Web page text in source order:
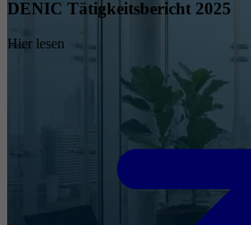
DENIC Tätigkeitsbericht 2025
Hier lesen